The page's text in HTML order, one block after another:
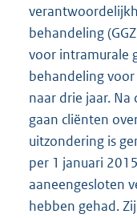
behandeling
voor intramurale
behandeling
naar drie jaar.
gaan cliënten
uitzondering is
per 1 januari
aaneengesloten
hebben gehad.